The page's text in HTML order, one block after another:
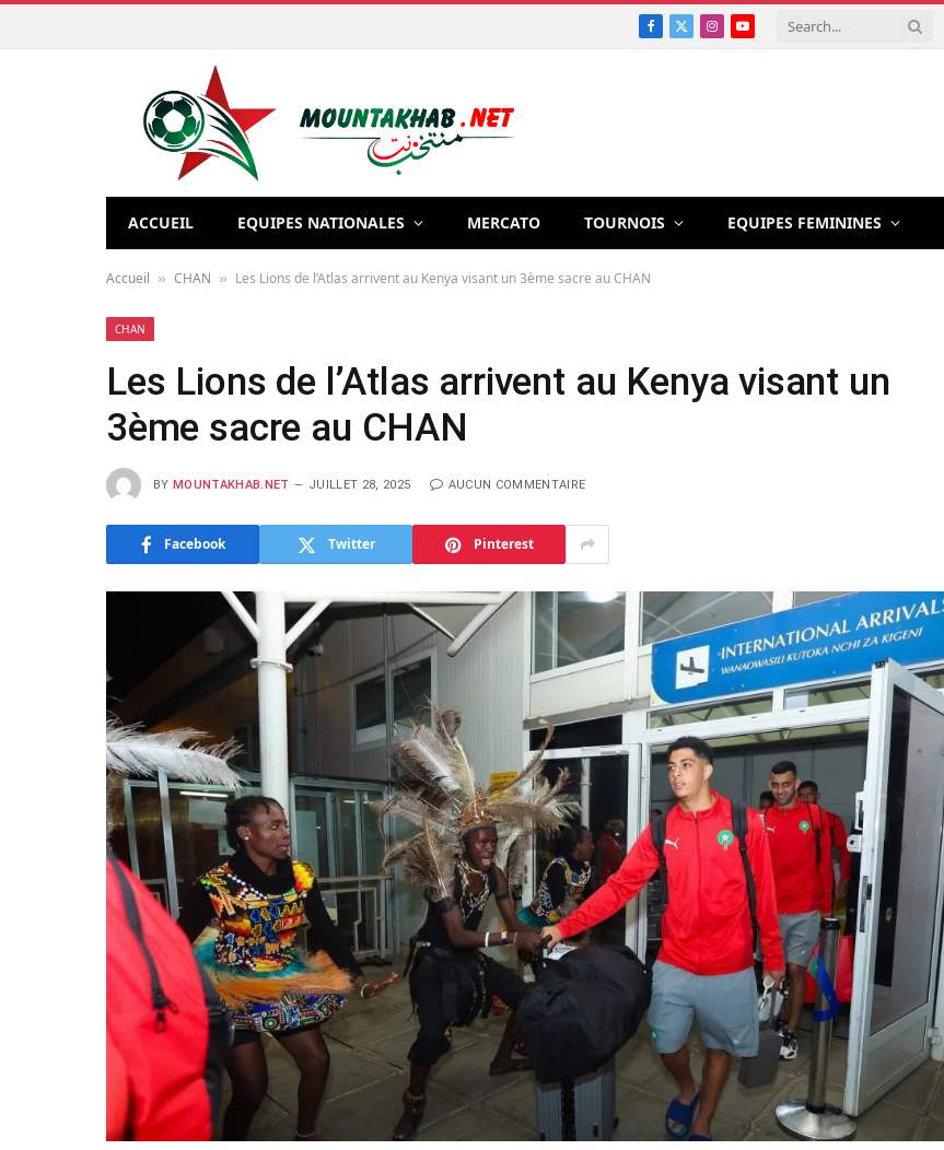
Facebook
X
Instagram
YouTube
ACCUEIL EQUIPES NATIONALES MERCATO TOURNOIS EQUIPES FEMININES
Accueil » CHAN » Les Lions de l’Atlas arrivent au Kenya visant un 3ème sacre au CHAN
CHAN
Les Lions de l’Atlas arrivent au Kenya visant un
3ème sacre au CHAN
BY MOUNTAKHAB.NET JUILLET 28, 2025 AUCUN COMMENTAIRE
Facebook Twitter Pinterest